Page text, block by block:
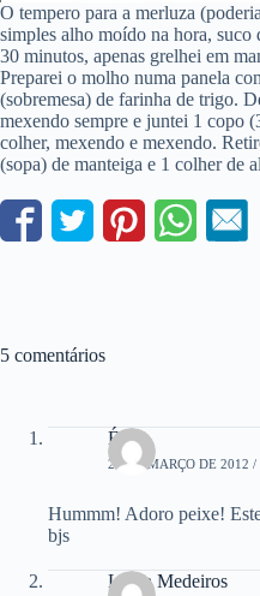
O tempero para a merluza
simples alho moído na hora, suco
30 minutos, apenas grelhei em
Preparei o molho numa panela
(sobremesa) de farinha de trigo.
mexendo sempre e juntei 1 copo
colher, mexendo e mexendo.
(sopa) de manteiga e 1 colher de
5 comentários
Érica
21 DE MARÇO DE 2012 /
Hummm! Adoro peixe!
bjs
Laura Medeiros